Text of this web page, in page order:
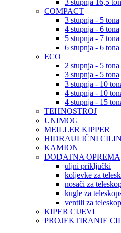
3 stupnja 16,5
COMPACT
3 stupnja - 5 tona
4 stupnja - 6 tona
5 stupnja - 7 tona
6 stupnja - 6 tona
ECO
2 stupnja - 5 tona
3 stupnja - 5 tona
3 stupnja - 10
4 stupnja - 10
4 stupnja - 15
TEHNOSTROJ
UNIMOG
MEILLER KIPPER
HIDRAULIČNI
KAMION
DODATNA OPREMA
uljni priključki
koljevke za
nosači za
kugle za
ventili za
KIPER CIJEVI
PROJEKTIRANJE